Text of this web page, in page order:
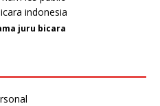
juru bicara